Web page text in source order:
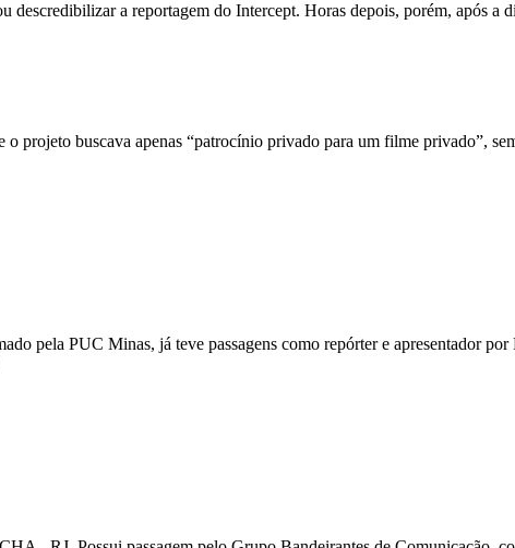
a reportagem do Intercept. Horas depois, porém, após a
projeto buscava apenas “patrocínio privado para um filme privado”,
pela PUC Minas, já teve passagens como repórter e apresentador